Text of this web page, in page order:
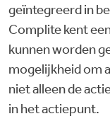
geïntegreerd in
Complite kent
kunnen worden
mogelijkheid om
niet alleen de
in het actiepunt.